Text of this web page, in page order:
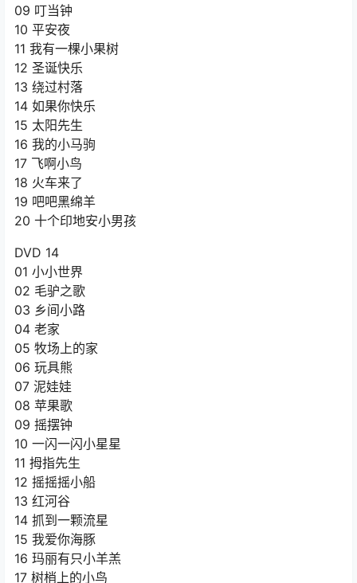
09 叮当钟
10 平安夜
11 我有一棵小果树
12 圣诞快乐
13 绕过村落
14 如果你快乐
15 太阳先生
16 我的小马驹
17 飞啊小鸟
18 火车来了
19 吧吧黑绵羊
20 十个印地安小男孩
DVD 14
01 小小世界
02 毛驴之歌
03 乡间小路
04 老家
05 牧场上的家
06 玩具熊
07 泥娃娃
08 苹果歌
09 摇摆钟
10 一闪一闪小星星
11 拇指先生
12 摇摇摇小船
13 红河谷
14 抓到一颗流星
15 我爱你海豚
16 玛丽有只小羊羔
17 树梢上的小鸟